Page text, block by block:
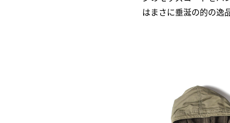
はまさに垂涎の的の逸